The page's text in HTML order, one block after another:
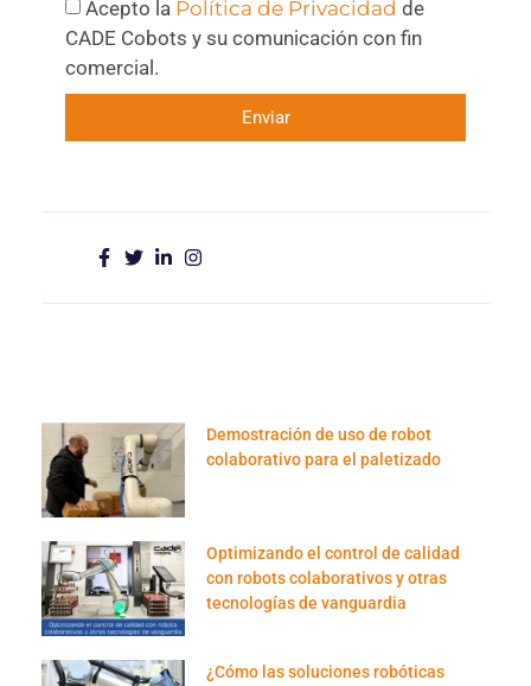
Acepto la Política de Privacidad de
CADE Cobots y su comunicación con fin
comercial.
Enviar
Demostración de uso de robot
colaborativo para el paletizado
Optimizando el control de calidad
con robots colaborativos y otras
tecnologías de vanguardia
¿Cómo las soluciones robóticas